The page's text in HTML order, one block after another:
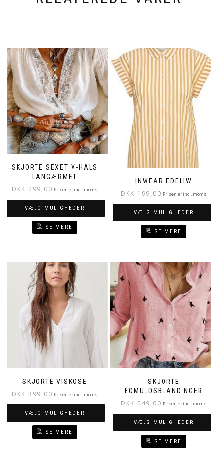
SKJORTE SEXET V-HALS
LANGÆRMET
DKK 299,00 Prisen er incl. moms
VÆLG MULIGHEDER
SE MERE
INWEAR EDELIW
DKK 199,00 Prisen er incl. moms
VÆLG MULIGHEDER
SE MERE
SKJORTE VISKOSE
DKK 399,00 Prisen er incl. moms
VÆLG MULIGHEDER
SE MERE
SKJORTE
BOMULDSBLANDINGER
DKK 249,00 Prisen er incl. moms
VÆLG MULIGHEDER
SE MERE